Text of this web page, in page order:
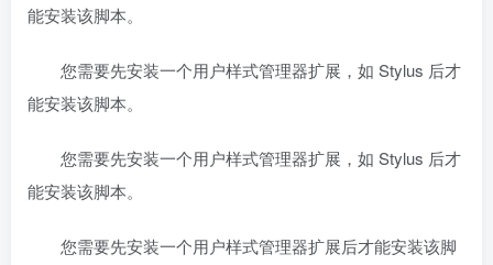
能安装该脚本。
您需要先安装一个用户样式管理器扩展，如 Stylus 后才
能安装该脚本。
您需要先安装一个用户样式管理器扩展，如 Stylus 后才
能安装该脚本。
您需要先安装一个用户样式管理器扩展后才能安装该脚